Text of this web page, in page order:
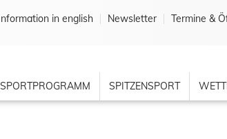
in english Newsletter Termine &
SPORTPROGRAMM SPITZENSPORT